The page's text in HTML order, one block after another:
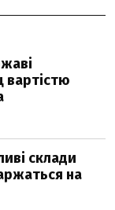
склади
на